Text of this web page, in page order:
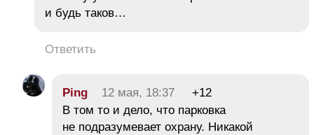
и будь таков…
Ответить
Ping 12 мая, 18:37
+12
В том то и дело, что парковка
не подразумевает охрану. Никакой